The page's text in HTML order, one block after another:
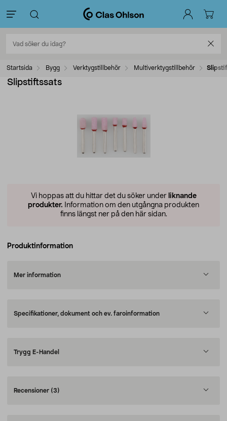
Startsida Bygg Verktygstillbehör Multiverktygstillbehör
Slipstiftssats
Vi hoppas att du hittar det du söker under liknande
produkter. Information om den utgångna produkten
finns längst ner på den här sidan.
Produktinformation
Mer information
Specifikationer, dokument och ev. faroinformation
Trygg E-Handel
Recensioner (3)